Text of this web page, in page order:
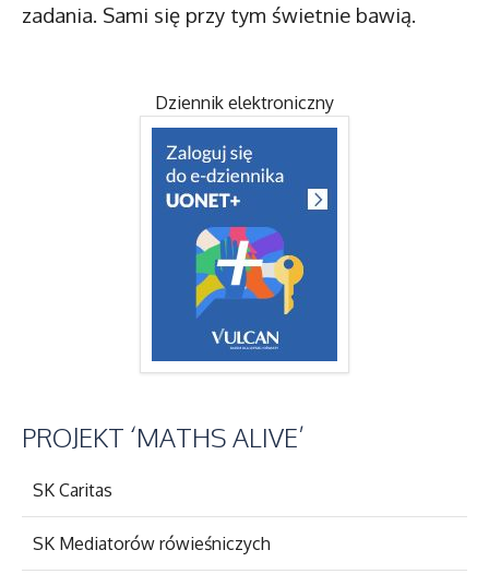
zadania. Sami się przy tym świetnie bawią.
Dziennik elektroniczny
PROJEKT ‘MATHS ALIVE’
SK Caritas
SK Mediatorów rówieśniczych